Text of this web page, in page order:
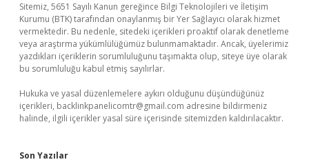
Sitemiz, 5651 Sayılı Kanun gereğince Bilgi Teknolojileri ve İletişim
Kurumu (BTK) tarafından onaylanmış bir Yer Sağlayıcı olarak hizmet
vermektedir. Bu nedenle, sitedeki içerikleri proaktif olarak denetleme
veya araştırma yükümlülüğümüz bulunmamaktadır. Ancak, üyelerimiz
yazdıkları içeriklerin sorumluluğunu taşımakta olup, siteye üye olarak
bu sorumluluğu kabul etmiş sayılırlar.
Hukuka ve yasal düzenlemelere aykırı olduğunu düşündüğünüz
içerikleri, backlinkpanelicomtr@gmail.com adresine bildirmeniz
halinde, ilgili içerikler yasal süre içerisinde sitemizden kaldırılacaktır.
Son Yazılar